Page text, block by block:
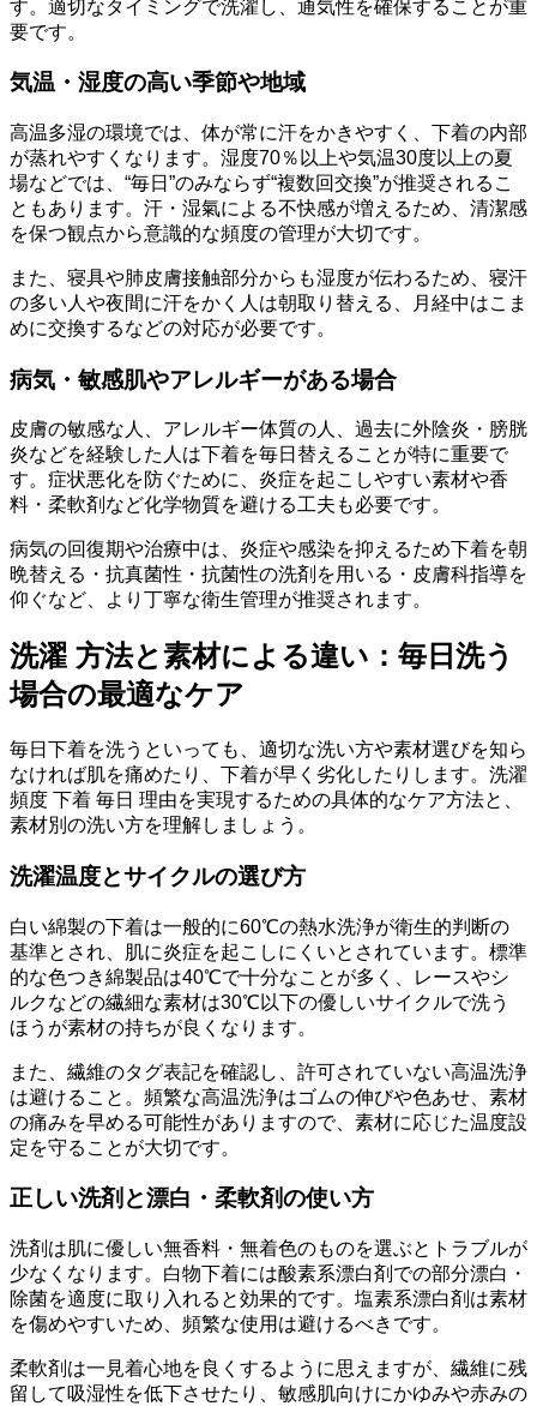
す。適切なタイミングで洗濯し、通気性を確保することが重
要です。
気温・湿度の高い季節や地域
高温多湿の環境では、体が常に汗をかきやすく、下着の内部
が蒸れやすくなります。湿度70％以上や気温30度以上の夏
場などでは、“毎日”のみならず“複数回交換”が推奨されるこ
ともあります。汗・湿氣による不快感が増えるため、清潔感
を保つ観点から意識的な頻度の管理が大切です。
また、寝具や肺皮膚接触部分からも湿度が伝わるため、寝汗
の多い人や夜間に汗をかく人は朝取り替える、月経中はこま
めに交換するなどの対応が必要です。
病気・敏感肌やアレルギーがある場合
皮膚の敏感な人、アレルギー体質の人、過去に外陰炎・膀胱
炎などを経験した人は下着を毎日替えることが特に重要で
す。症状悪化を防ぐために、炎症を起こしやすい素材や香
料・柔軟剤など化学物質を避ける工夫も必要です。
病気の回復期や治療中は、炎症や感染を抑えるため下着を朝
晩替える・抗真菌性・抗菌性の洗剤を用いる・皮膚科指導を
仰ぐなど、より丁寧な衛生管理が推奨されます。
洗濯 方法と素材による違い：毎日洗う
場合の最適なケア
毎日下着を洗うといっても、適切な洗い方や素材選びを知ら
なければ肌を痛めたり、下着が早く劣化したりします。洗濯
頻度 下着 毎日 理由を実現するための具体的なケア方法と、
素材別の洗い方を理解しましょう。
洗濯温度とサイクルの選び方
白い綿製の下着は一般的に60℃の熱水洗浄が衛生的判断の
基準とされ、肌に炎症を起こしにくいとされています。標準
的な色つき綿製品は40℃で十分なことが多く、レースやシ
ルクなどの繊細な素材は30℃以下の優しいサイクルで洗う
ほうが素材の持ちが良くなります。
また、繊維のタグ表記を確認し、許可されていない高温洗浄
は避けること。頻繁な高温洗浄はゴムの伸びや色あせ、素材
の痛みを早める可能性がありますので、素材に応じた温度設
定を守ることが大切です。
正しい洗剤と漂白・柔軟剤の使い方
洗剤は肌に優しい無香料・無着色のものを選ぶとトラブルが
少なくなります。白物下着には酸素系漂白剤での部分漂白・
除菌を適度に取り入れると効果的です。塩素系漂白剤は素材
を傷めやすいため、頻繁な使用は避けるべきです。
柔軟剤は一見着心地を良くするように思えますが、繊維に残
留して吸湿性を低下させたり、敏感肌向けにかゆみや赤みの